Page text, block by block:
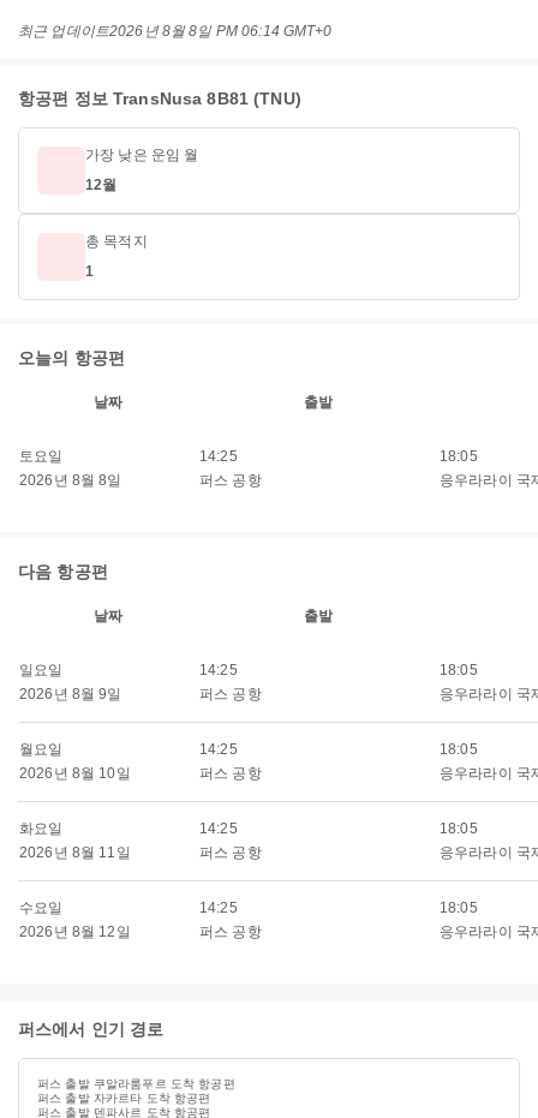
최근 업데이트2026년 8월 8일 PM 06:14 GMT+0
항공편 정보 TransNusa 8B81 (TNU)
가장 낮은 운임 월
12월
총 목적지
1
오늘의 항공편
날짜 출발
토요일
2026년 8월 8일
14:25
퍼스 공항
18:05
응우라라이 국
다음 항공편
날짜 출발
일요일
2026년 8월 9일
14:25
퍼스 공항
18:05
응우라라이 국
월요일
2026년 8월 10일
14:25
퍼스 공항
18:05
응우라라이 국
화요일
2026년 8월 11일
14:25
퍼스 공항
18:05
응우라라이 국
수요일
2026년 8월 12일
14:25
퍼스 공항
18:05
응우라라이 국
퍼스에서 인기 경로
퍼스 출발 쿠알라룸푸르 도착 항공편
퍼스 출발 자카르타 도착 항공편
퍼스 출발 덴파사르 도착 항공편